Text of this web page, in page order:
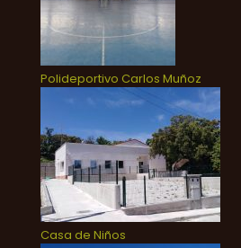
Polideportivo Carlos Muñoz
Casa de Niños